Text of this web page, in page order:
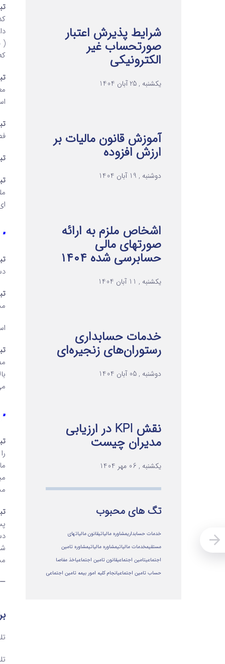
(
ای
تلفن
تلفن
شرایط پذیرش اعتبار
صورتحساب غیر
الکترونیکی
یکشنبه , 25 آبان 1404
آموزش قانون مالیات بر
ارزش افزوده
دوشنبه , 19 آبان 1404
اشخاص ملزم به ارائه
صورتهای مالی
حسابرسی شده ۱۴۰۴
یکشنبه , 11 آبان 1404
خدمات حسابداری
رستوران‌های زنجیره‌ای
دوشنبه , 05 آبان 1404
نقش KPI در ارزیابی
مدیران چیست
یکشنبه , 06 مهر 1404
تگ های محبوب
خدمات حسابداریمشاوره مالیاتیقانون مالیاتهای
مستقیمخدمات مالیاتیمشاوره مالياتيمشاوره تامین
اجتماعیتامین اجتماعیقانون تامین اجتماعیاخذ مفاصا
حساب تامین اجتماعیانجام کلیه امور بیمه تامین اجتماعی